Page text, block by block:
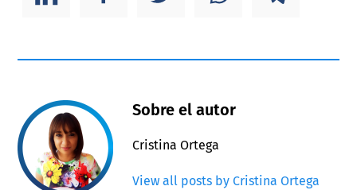
Sobre el autor
Cristina Ortega
View all posts by Cristina Ortega